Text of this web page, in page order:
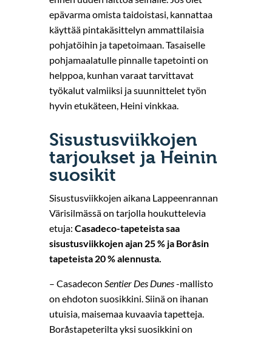
epävarma omista taidoistasi, kannattaa
käyttää pintakäsittelyn ammattilaisia
pohjatöihin ja tapetoimaan. Tasaiselle
pohjamaalatulle pinnalle tapetointi on
helppoa, kunhan varaat tarvittavat
työkalut valmiiksi ja suunnittelet työn
hyvin etukäteen, Heini vinkkaa.
Sisustusviikkojen
tarjoukset ja Heinin
suosikit
Sisustusviikkojen aikana Lappeenrannan
Värisilmässä on tarjolla houkuttelevia
etuja: Casadeco-tapeteista saa
sisustusviikkojen ajan 25 % ja Boråsin
tapeteista 20 % alennusta.
– Casadecon Sentier Des Dunes-mallisto
on ehdoton suosikkini. Siinä on ihanan
utuisia, maisemaa kuvaavia tapetteja.
Boråstapeterilta yksi suosikkini on